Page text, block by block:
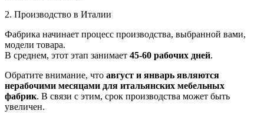
2. Производство в Италии
Фабрика начинает процесс производства, выбранной вами,
модели товара.
В среднем, этот этап занимает 45-60 рабочих дней.
Обратите внимание, что август и январь являются
нерабочими месяцами для итальянских мебельных
фабрик. В связи с этим, срок производства может быть
увеличен.